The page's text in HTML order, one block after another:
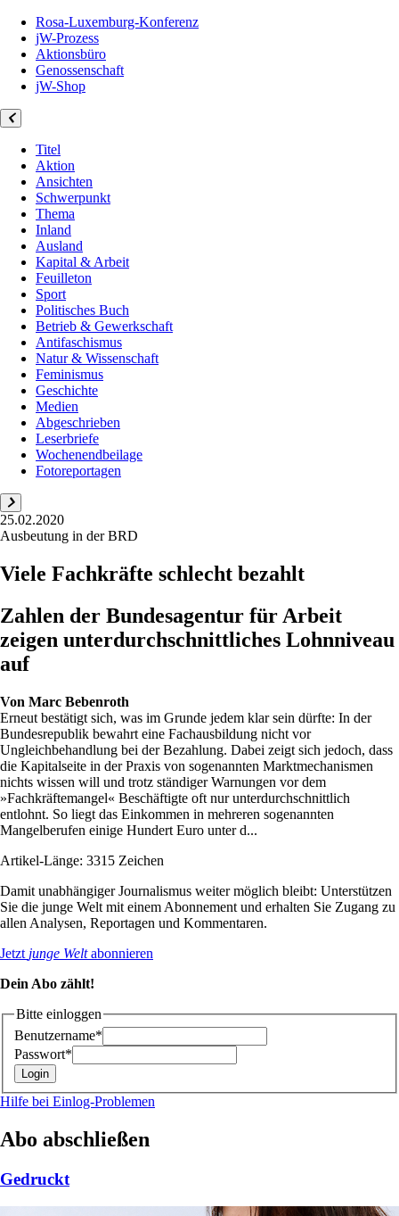
Rosa-Luxemburg-Konferenz
jW-Prozess
Aktionsbüro
Genossenschaft
jW-Shop
Titel
Aktion
Ansichten
Schwerpunkt
Thema
Inland
Ausland
Kapital & Arbeit
Feuilleton
Sport
Politisches Buch
Betrieb & Gewerkschaft
Antifaschismus
Natur & Wissenschaft
Feminismus
Geschichte
Medien
Abgeschrieben
Leserbriefe
Wochenendbeilage
Fotoreportagen
25.02.2020
Ausbeutung in der BRD
Viele Fachkräfte schlecht bezahlt
Zahlen der Bundesagentur für Arbeit
zeigen unterdurchschnittliches Lohnniveau
auf
Von Marc Bebenroth
Erneut bestätigt sich, was im Grunde jedem klar sein dürfte: In der
Bundesrepublik bewahrt eine Fachausbildung nicht vor
Ungleichbehandlung bei der Bezahlung. Dabei zeigt sich jedoch, dass
die Kapitalseite in der Praxis von sogenannten Marktmechanismen
nichts wissen will und trotz ständiger Warnungen vor dem
»Fachkräftemangel« Beschäftigte oft nur unterdurchschnittlich
entlohnt. So liegt das Einkommen in mehreren sogenannten
Mangelberufen einige Hundert Euro unter d...
Artikel-Länge: 3315 Zeichen
Damit unabhängiger Journalismus weiter möglich bleibt: Unterstützen
Sie die junge Welt mit einem Abonnement und erhalten Sie Zugang zu
allen Analysen, Reportagen und Kommentaren.
Jetzt junge Weltabonnieren
Dein Abo zählt!
Bitte einloggen
Benutzername*
Passwort*
Hilfe bei Einlog-Problemen
Abo abschließen
Gedruckt